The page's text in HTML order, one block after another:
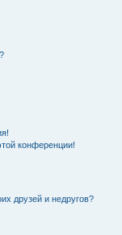
конференции!
друзей и недругов?